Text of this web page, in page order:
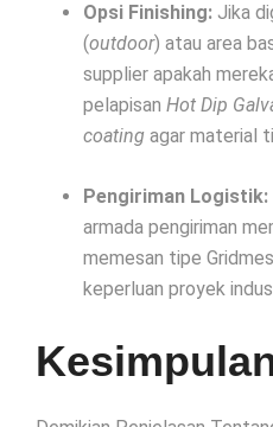
Opsi Finishing: Jika
(outdoor) atau area
supplier apakah
pelapisan Hot Dip
coating agar material
Pengiriman Logistik:
armada pengiriman
memesan tipe
keperluan proyek